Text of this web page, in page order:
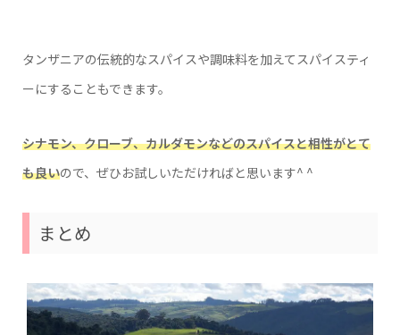
タンザニアの伝統的なスパイスや調味料を加えてスパイスティ
ーにすることもできます。
シナモン、クローブ、カルダモンなどのスパイスと相性がとて
も良いので、ぜひお試しいただければと思います^ ^
まとめ